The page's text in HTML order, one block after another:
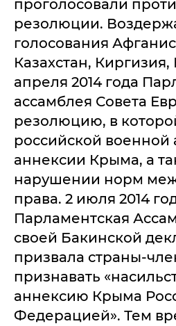
проголосовали
резолюции.
голосования
Казахстан, Киргизия,
апреля 2014 года
ассамблея Совета
резолюцию, в
российской военной
аннексии Крыма, а
нарушении норм
права. 2 июля 2014
Парламентская
своей Бакинской
призвала страны-
признавать
аннексию Крыма
Федерацией». Тем